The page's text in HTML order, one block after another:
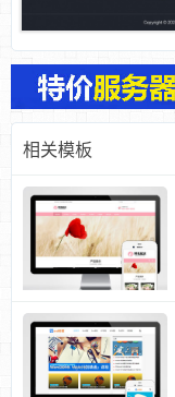
相关模板